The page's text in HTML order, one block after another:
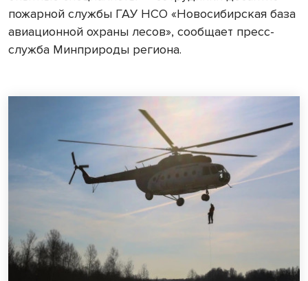
пожарной службы ГАУ НСО «Новосибирская база
авиационной охраны лесов», сообщает пресс-
служба Минприроды региона.